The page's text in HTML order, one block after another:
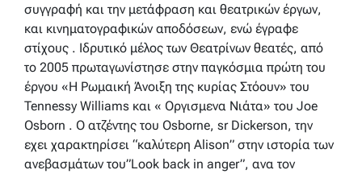
συγγραφή και την μετάφραση και θεατρικών έργων,
και κινηματογραφικών αποδόσεων, ενώ έγραφε
στίχους . Ιδρυτικό μέλος των Θεατρίνων θεατές, από
το 2005 πρωταγωνίστησε στην παγκόσμια πρώτη του
έργου «Η Ρωμαική Άνοιξη της κυρίας Στόουν» του
Tennessy Williams και « Οργισμενα Νιάτα» του Joe
Osborn . Ο ατζέντης του Osborne, sr Dickerson, την
εχει χαρακτηρίσει “καλύτερη Alison” στην ιστορία των
ανεβασμάτων του”Look back in anger”, ανα τον